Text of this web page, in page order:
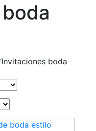
boda